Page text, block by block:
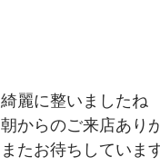
綺麗に整いましたね
朝からのご来店あり
またお待ちしていま